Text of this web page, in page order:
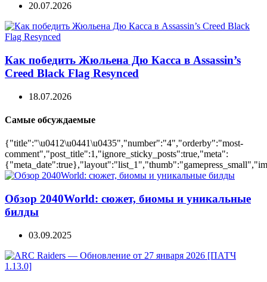
20.07.2026
Как победить Жюльена Дю Касса в Assassin’s
Creed Black Flag Resynced
18.07.2026
Самые обсуждаемые
{"title":"\u0412\u0441\u0435","number":"4","orderby":"most-
comment","post_title":1,"ignore_sticky_posts":true,"meta":
Обзор 2040World: сюжет, биомы и уникальные
билды
03.09.2025